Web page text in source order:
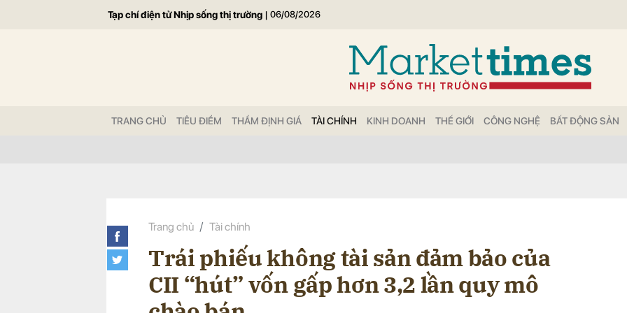
Tạp chí điện tử Nhịp sống thị trường | 06/08/2026
TRANG CHỦ TIÊU ĐIỂM THẨM ĐỊNH GIÁ TÀI CHÍNH KINH DOANH THẾ GIỚI CÔNG NGHỆ BẤT ĐỘNG SẢN
Trang chủ Tài chính
Trái phiếu không tài sản đảm bảo của
CII “hút” vốn gấp hơn 3,2 lần quy mô
Gửi bình luận